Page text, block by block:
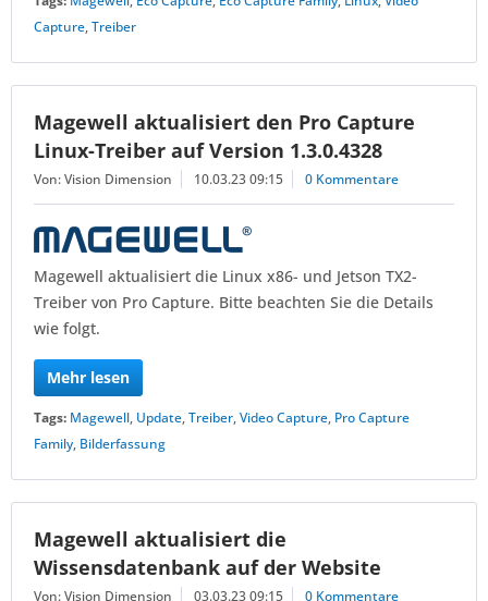
Capture,Treiber
Magewell aktualisiert den Pro Capture
Linux-Treiber auf Version 1.3.0.4328
Von: Vision Dimension 10.03.23 09:15 0 Kommentare
Magewell aktualisiert die Linux x86- und Jetson TX2-
Treiber von Pro Capture. Bitte beachten Sie die Details
wie folgt.
Mehr lesen
Tags: Magewell, Update,Treiber,Video Capture, Pro Capture
Family, Bilderfassung
Magewell aktualisiert die
Wissensdatenbank auf der Website
Von: Vision Dimension 03.03.23 09:15 0 Kommentare